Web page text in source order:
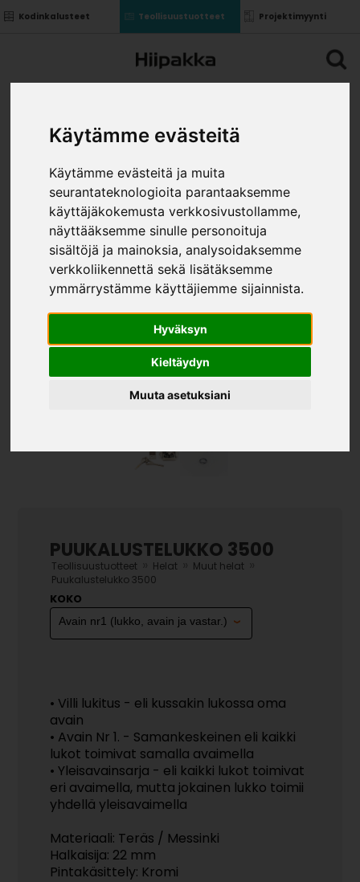
Käytämme evästeitä
Käytämme evästeitä ja muita
seurantateknologioita parantaaksemme
käyttäjäkokemusta verkkosivustollamme,
näyttääksemme sinulle personoituja
sisältöjä ja mainoksia, analysoidaksemme
verkkoliikennettä sekä lisätäksemme
ymmärrystämme käyttäjiemme sijainnista.
Hyväksyn
Kieltäydyn
Muuta asetuksiani
Kodinkalusteet Teollisuustuotteet Projektimyynti
PUUKALUSTELUKKO 3500
Teollisuustuotteet Helat Muut helat
Puukalustelukko 3500
KOKO
• Villi lukitus - eli kussakin lukossa oma
avain
• Avain Nr 1. - Samankeskeinen eli kaikki
lukot toimivat samalla avaimella
• Yleisavainsarja - eli kaikki lukot toimivat
eri avaimella, mutta jokainen lukko toimii
yhdellä yleisavaimella
Materiaali: Teräs / Messinki
Halkaisija: 22 mm
Pintakäsittely: Kromi